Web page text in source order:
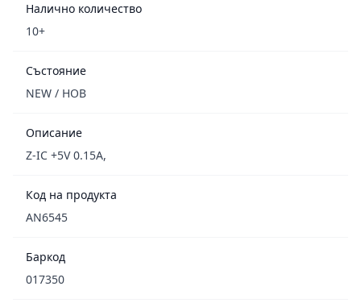
Налично количество
10+
Състояние
NEW / НОВ
Описание
Z-IC +5V 0.15A,
Код на продукта
AN6545
Баркод
017350